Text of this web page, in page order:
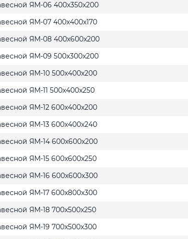
ЯМ-06 400x350x200
ЯМ-07 400x400x170
ЯМ-08 400x600x200
ЯМ-09 500x300x200
ЯМ-10 500x400x200
ЯМ-11 500x400x250
ЯМ-12 600x400x200
ЯМ-13 600x400x240
ЯМ-14 600x600x200
ЯМ-15 600x600x250
ЯМ-16 600x600x300
ЯМ-17 600x800x300
ЯМ-18 700x500x250
ЯМ-19 700x500x300